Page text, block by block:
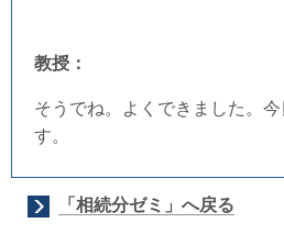
教授：
そうでね。よくできました。
す。
「相続分ゼミ」へ戻る